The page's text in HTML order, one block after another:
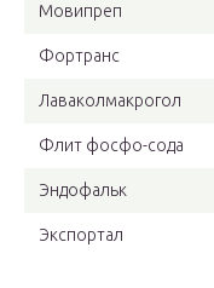
Мовипреп
Фортранс
Лаваколмакрогол
Флит фосфо-сода
Эндофальк
Экспортал